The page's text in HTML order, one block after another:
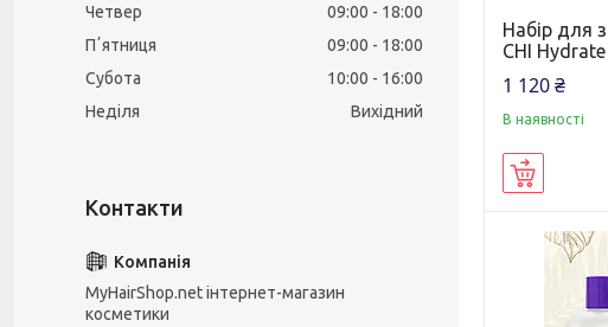
Набір для
CHI
1 120 ₴
В наявності
Четвер
09:00
18:00
Пʼятниця
09:00
18:00
Субота
10:00
16:00
Неділя
Вихідний
MyHairShop.net інтернет-магазин
косметики